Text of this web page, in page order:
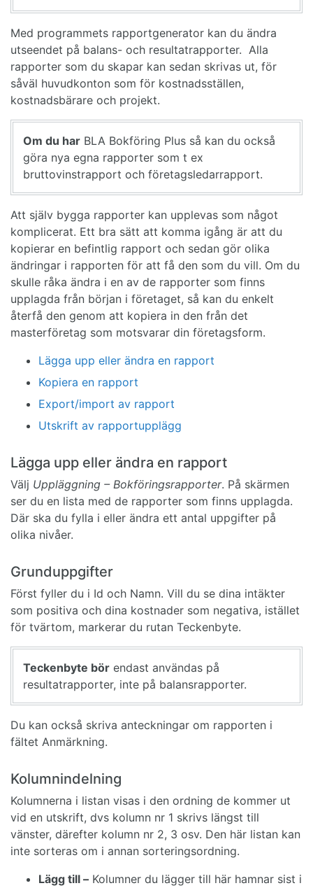
Med programmets rapportgenerator kan du ändra
utseendet på balans- och resultatrapporter. Alla
rapporter som du skapar kan sedan skrivas ut, för
såväl huvudkonton som för kostnadsställen,
kostnadsbärare och projekt.
Om du har BLA Bokföring Plus så kan du också
göra nya egna rapporter som t ex
bruttovinstrapport och företagsledarrapport.
Att själv bygga rapporter kan upplevas som något
komplicerat. Ett bra sätt att komma igång är att du
kopierar en befintlig rapport och sedan gör olika
ändringar i rapporten för att få den som du vill. Om du
skulle råka ändra i en av de rapporter som finns
upplagda från början i företaget, så kan du enkelt
återfå den genom att kopiera in den från det
masterföretag som motsvarar din företagsform.
Lägga upp eller ändra en rapport
Kopiera en rapport
Export/import av rapport
Utskrift av rapportupplägg
Lägga upp eller ändra en rapport
Välj Uppläggning – Bokföringsrapporter. På skärmen
ser du en lista med de rapporter som finns upplagda.
Där ska du fylla i eller ändra ett antal uppgifter på
olika nivåer.
Grunduppgifter
Först fyller du i Id och Namn. Vill du se dina intäkter
som positiva och dina kostnader som negativa, istället
för tvärtom, markerar du rutan Teckenbyte.
Teckenbyte bör endast användas på
resultatrapporter, inte på balansrapporter.
Du kan också skriva anteckningar om rapporten i
fältet Anmärkning.
Kolumnindelning
Kolumnerna i listan visas i den ordning de kommer ut
vid en utskrift, dvs kolumn nr 1 skrivs längst till
vänster, därefter kolumn nr 2, 3 osv. Den här listan kan
inte sorteras om i annan sorteringsordning.
Lägg till – Kolumner du lägger till här hamnar sist i